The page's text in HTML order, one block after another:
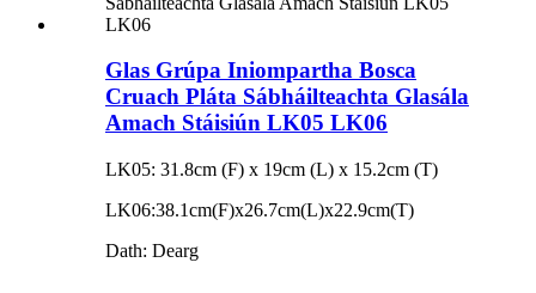
Glas Grúpa Iniompartha Bosca
Cruach Pláta Sábháilteachta Glasála
Amach Stáisiún LK05 LK06
LK05: 31.8cm (F) x 19cm (L) x 15.2cm (T)
LK06:38.1cm(F)x26.7cm(L)x22.9cm(T)
Dath: Dearg